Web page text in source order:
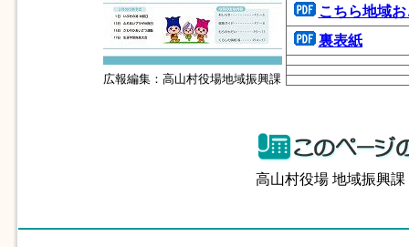
広報編集：高山村役場地域振興課
こちら地域
裏表紙
高山村役場 地域振興